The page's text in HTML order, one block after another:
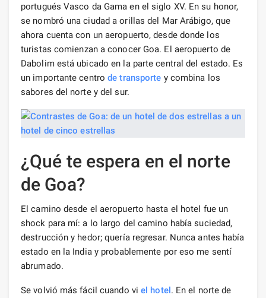
portugués Vasco da Gama en el siglo XV. En su honor,
se nombró una ciudad a orillas del Mar Arábigo, que
ahora cuenta con un aeropuerto, desde donde los
turistas comienzan a conocer Goa. El aeropuerto de
Dabolim está ubicado en la parte central del estado. Es
un importante centrode transporte y combina los
sabores del norte y del sur.
¿Qué te espera en el norte
de Goa?
El camino desde el aeropuerto hasta el hotel fue un
shock para mí: a lo largo del camino había suciedad,
destrucción y hedor; quería regresar. Nunca antes había
estado en la India y probablemente por eso me sentí
abrumado.
Se volvió más fácil cuando vi el hotel. En el norte de